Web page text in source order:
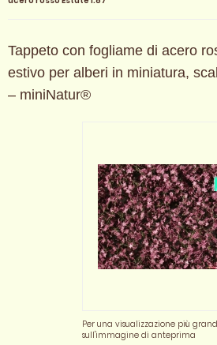
Tappeto con fogliame di acero
estivo per alberi in miniatura,
– miniNatur®
Per una visualizzazione più
sull'immagine di anteprima